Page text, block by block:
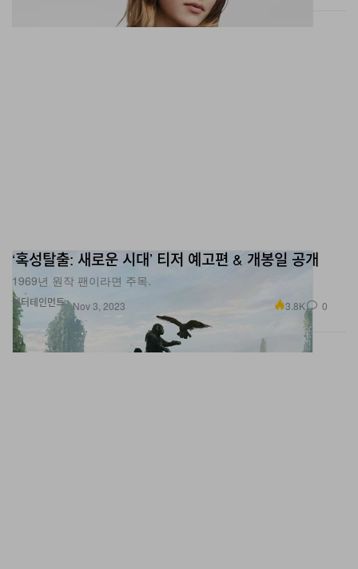
엔터테인먼트
‘혹성탈출: 새로운 시대’ 티저 예고편 & 개봉일 공개
1969년 원작 팬이라면 주목.
Nov 3, 2023 3.8K 0